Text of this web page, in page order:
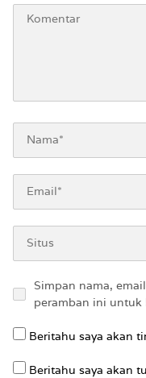
Simpan nama,
peramban ini untuk
Beritahu saya akan
Beritahu saya akan